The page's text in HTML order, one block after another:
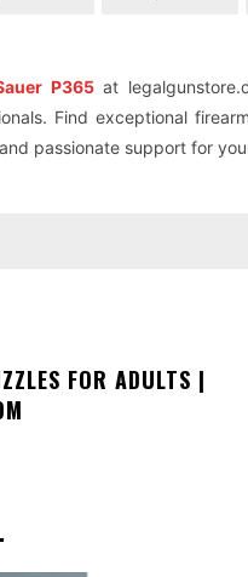
P365at
Find exceptional
passionate support for
FOR ADULTS |